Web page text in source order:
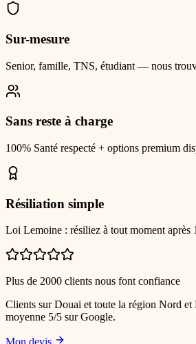
Sur-mesure
Senior, famille, TNS, étudiant — nous
Sans reste à charge
100% Santé respecté + options premium
Résiliation simple
Loi Lemoine : résiliez à tout moment après
Plus de 2000 clients nous font confiance
Clients sur Douai et toute la région Nord et
moyenne 5/5 sur Google.